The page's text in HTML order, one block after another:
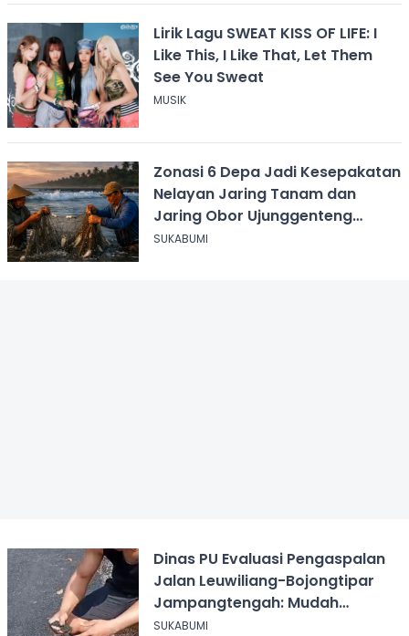
Lirik Lagu SWEAT KISS OF LIFE: I
Like This, I Like That, Let Them
See You Sweat
MUSIK
Zonasi 6 Depa Jadi Kesepakatan
Nelayan Jaring Tanam dan
Jaring Obor Ujunggenteng
Sukabumi
SUKABUMI
Dinas PU Evaluasi Pengaspalan
Jalan Leuwiliang-Bojongtipar
Jampangtengah: Mudah
Mengelupas
SUKABUMI